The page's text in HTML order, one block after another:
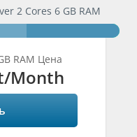
2 Cores 6 GB RAM
RAM Цена
/Month